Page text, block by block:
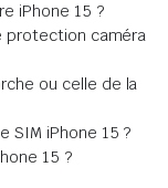
iPhone 15 ?
protection caméra
ou celle de la
SIM iPhone 15 ?
15 ?